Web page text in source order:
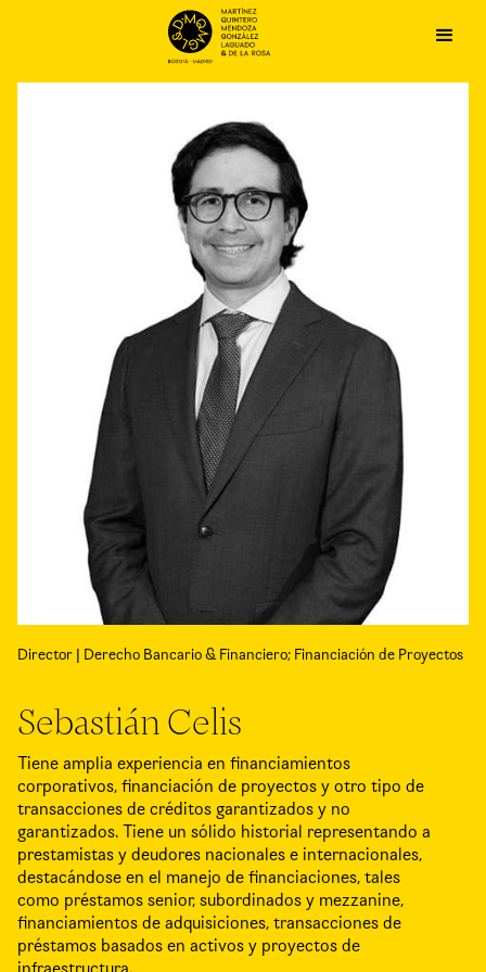
Director | Derecho Bancario & Financiero; Financiación de Proyectos
Sebastián Celis
Tiene amplia experiencia en financiamientos
corporativos, financiación de proyectos y otro tipo de
transacciones de créditos garantizados y no
garantizados. Tiene un sólido historial representando a
prestamistas y deudores nacionales e internacionales,
destacándose en el manejo de financiaciones, tales
como préstamos senior, subordinados y mezzanine,
financiamientos de adquisiciones, transacciones de
préstamos basados en activos y proyectos de